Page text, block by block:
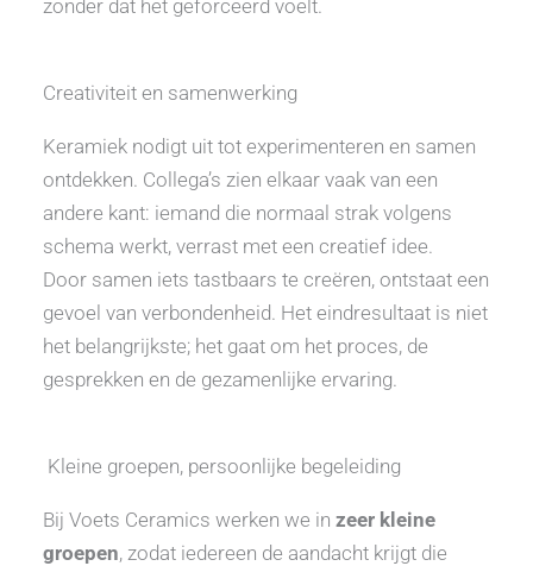
zonder dat het geforceerd voelt.
Creativiteit en samenwerking
Keramiek nodigt uit tot experimenteren en samen
ontdekken. Collega’s zien elkaar vaak van een
andere kant: iemand die normaal strak volgens
schema werkt, verrast met een creatief idee.
Door samen iets tastbaars te creëren, ontstaat een
gevoel van verbondenheid. Het eindresultaat is niet
het belangrijkste; het gaat om het proces, de
gesprekken en de gezamenlijke ervaring.
Kleine groepen, persoonlijke begeleiding
Bij Voets Ceramics werken we inzeer kleine
groepen, zodat iedereen de aandacht krijgt die